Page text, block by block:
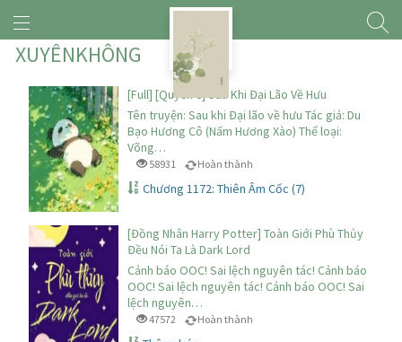
XUYÊNKHÔNG
[Full] [Quyển 6] Sau Khi Đại Lão Về Hưu
Tên truyện: Sau khi Đại lão về hưu Tác giả: Du
Bạo Hương Cô (Nấm Hương Xào) Thể loại:
Võng…
58931 Hoàn thành
Chương 1172: Thiên Âm Cốc (7)
[Đồng Nhân Harry Potter] Toàn Giới Phù Thủy
Đều Nói Ta Là Dark Lord
Cảnh báo OOC! Sai lệch nguyên tác! Cảnh báo
OOC! Sai lệch nguyên tác! Cảnh báo OOC! Sai
lệch nguyên…
47572 Hoàn thành